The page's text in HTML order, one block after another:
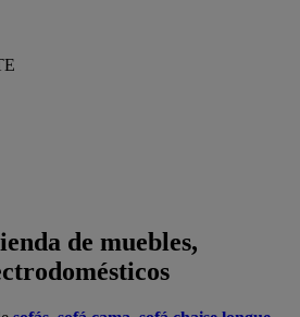
de muebles,